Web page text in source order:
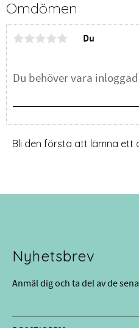
Omdömen
Du
Bli den första att lämna ett
Nyhetsbrev
Anmäl dig och ta del av de